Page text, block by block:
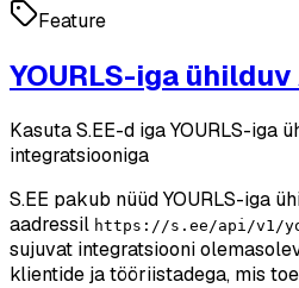
Feature
YOURLS-iga ühilduv
Kasuta S.EE-d iga YOURLS-iga
integratsiooniga
S.EE pakub nüüd YOURLS-iga
aadressil https://s.ee/api/v1/
sujuvat integratsiooni
klientide ja tööriistadega, mis